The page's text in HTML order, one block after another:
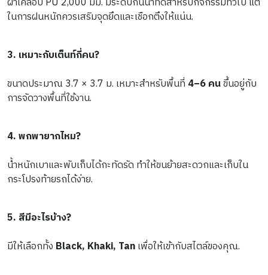
ในการฝนหนักควรเสริมจุดยึดและเชือกตึงให้แน่น.
3. เหมาะกับเต็นท์กี่คน?
ขนาดประมาณ 3.7 × 3.7 ม. เหมาะสำหรับพื้นที่ 4–6 คน ขึ้นอยู่กับ
การจัดวางพื้นที่ใช้งาน.
4. พกพายากไหม?
น้ำหนักเบาและพับเก็บได้กะทัดรัด ทำให้ขนย้ายสะดวกและเก็บใน
กระโปรงท้ายรถได้ง่าย.
5. สีมีอะไรบ้าง?
มีให้เลือกทั้ง Black, Khaki, Tan เพื่อให้เข้ากับสไตล์ของคุณ.